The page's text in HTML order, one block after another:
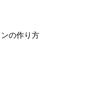
の作り方